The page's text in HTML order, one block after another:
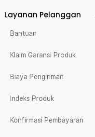
Layanan Pelanggan
Bantuan
Klaim Garansi Produk
Biaya Pengiriman
Indeks Produk
Konfirmasi Pembayaran